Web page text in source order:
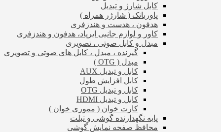
کابل شارژ و تبدیل
پاوربانک ( شارژر همراه )
هدفون ، هدست و هندزفری
کاور و لوازم جانبی ایرپاد، هدفون و هندزفری
مبدل و کابل صوتی ، تصویری
گیرنده ، مبدل ، کابل های صوتی و تصویری
مبدل ( OTG )
کابل و تبدیل AUX
کابل افزایش طول
کابل و تبدیل OTG
کابل و تبدیل HDMI
کارت خوان ( مموری خوان )
پایه نگهدارنده گوشی و تبلت
محافظ صفحه نمایش گوشی